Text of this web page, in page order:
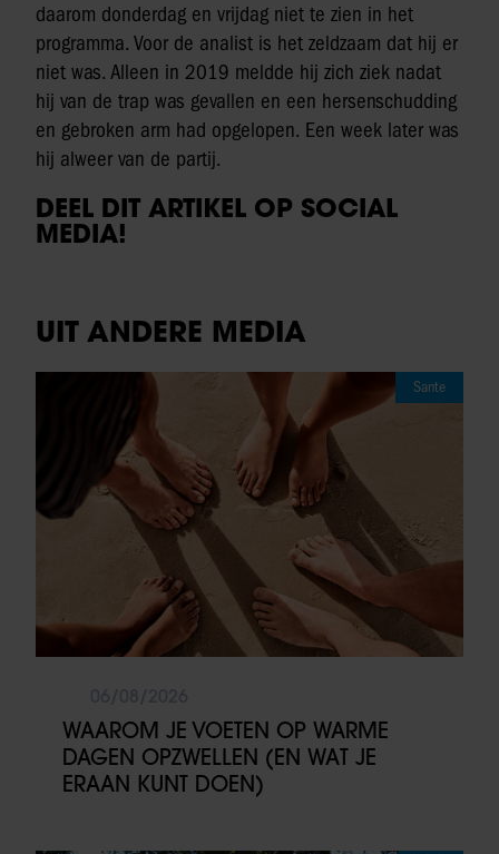
daarom donderdag en vrijdag niet te zien in het
programma. Voor de analist is het zeldzaam dat hij er
niet was. Alleen in 2019 meldde hij zich ziek nadat
hij van de trap was gevallen en een hersenschudding
en gebroken arm had opgelopen. Een week later was
hij alweer van de partij.
DEEL DIT ARTIKEL OP SOCIAL
MEDIA!
UIT ANDERE MEDIA
Sante
WAAROM JE VOETEN OP WARME
DAGEN OPZWELLEN (EN WAT JE
ERAAN KUNT DOEN)